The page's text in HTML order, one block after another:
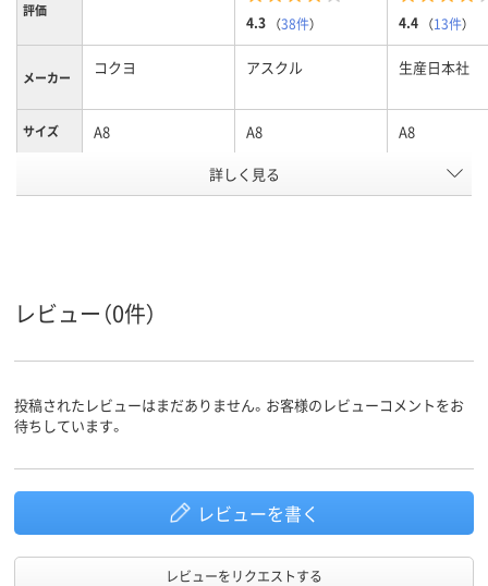
評価
4.3 （38件） 4.4 （13件）
メーカー コクヨ アスクル 生産日本社
サイズ A8 A8 A8
ループ
クリア(透明
系
ポリプロピレン
LDPE（ツルツルタイ
エチレン、
アスクル
詳しく見る
レビュー（0件）
投稿されたレビューはまだありません。お客様のレビューコメントをお
待ちしています。
レビューを書く
レビューをリクエストする